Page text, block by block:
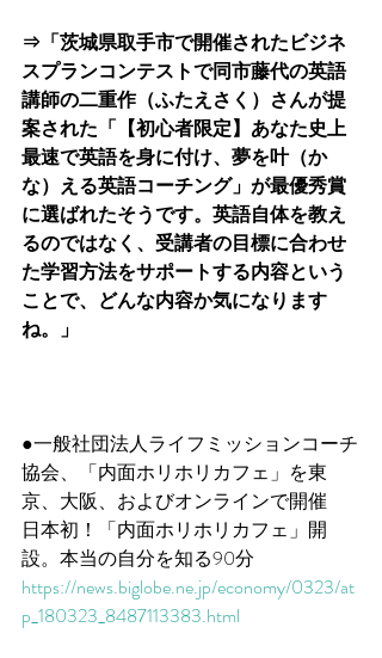
⇒「茨城県取手市で開催されたビジネ
スプランコンテストで同市藤代の英語
講師の二重作（ふたえさく）さんが提
案された「【初心者限定】あなた史上
最速で英語を身に付け、夢を叶（か
な）える英語コーチング」が最優秀賞
に選ばれたそうです。英語自体を教え
るのではなく、受講者の目標に合わせ
た学習方法をサポートする内容という
ことで、どんな内容か気になります
ね。」
●一般社団法人ライフミッションコーチ
協会、「内面ホリホリカフェ」を東
京、大阪、およびオンラインで開催
日本初！「内面ホリホリカフェ」開
設。本当の自分を知る90分
https://news.biglobe.ne.jp/economy/0323/at
p_180323_8487113383.html